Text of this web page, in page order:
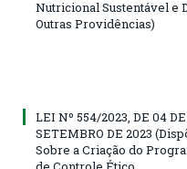
Nutricional Sustentável e
Outras Providências)
LEI Nº 554/2023, DE 04 DE
SETEMBRO DE 2023
Sobre a Criação do